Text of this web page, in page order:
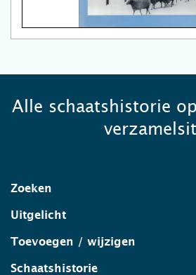
Alle schaatshistorie
Zoeken
Uitgelicht
Toevoegen / wijzigen
Schaatshistorie